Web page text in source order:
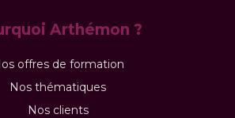
Arthémon ?
offres de formation
Nos thématiques
Nos clients